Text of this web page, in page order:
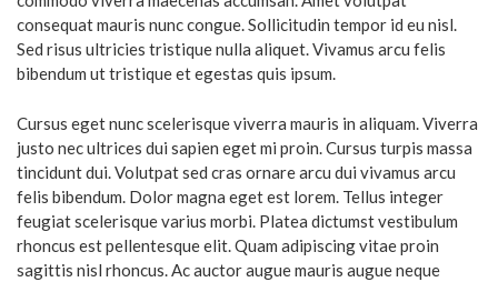
consequat mauris nunc congue. Sollicitudin tempor id eu nisl.
Sed risus ultricies tristique nulla aliquet. Vivamus arcu felis
bibendum ut tristique et egestas quis ipsum.
Cursus eget nunc scelerisque viverra mauris in aliquam. Viverra
justo nec ultrices dui sapien eget mi proin. Cursus turpis massa
tincidunt dui. Volutpat sed cras ornare arcu dui vivamus arcu
felis bibendum. Dolor magna eget est lorem. Tellus integer
feugiat scelerisque varius morbi. Platea dictumst vestibulum
rhoncus est pellentesque elit. Quam adipiscing vitae proin
sagittis nisl rhoncus. Ac auctor augue mauris augue neque